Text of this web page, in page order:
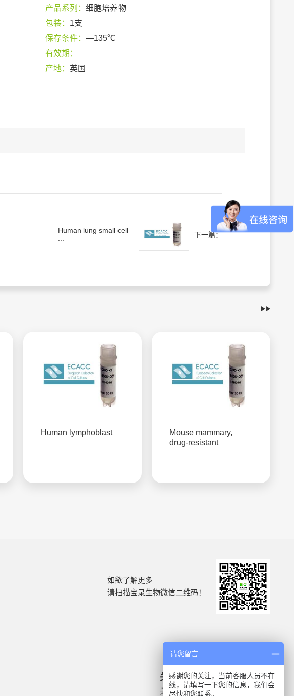
产品系列： 细胞培养物
包装： 1支
保存条件： —135℃
有效期：
产地： 英国
Human lung small cell
下一篇：
Human lymphoblast
Mouse mammary,
drug-resistant
如欲了解更多
请扫描宝录生物微信二维码！
关于我们
关于我们
产品信息
微生物质控菌株
请您留言
感谢您的关注，当前客服人员不在
线，请填写一下您的信息，我们会
尽快和您联系。